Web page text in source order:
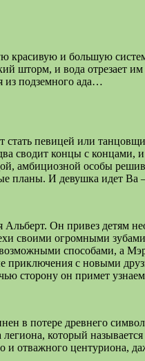
красивую и большую
шторм, и вода отрезает
из подземного ада…
певицей или
сводит концы с концами,
амбициозной особы
планы. И девушка идет
Он привез детям
своими огромными
способами, а
с новыми
сторону он примет
в потере древнего
который
отважного центуриона,